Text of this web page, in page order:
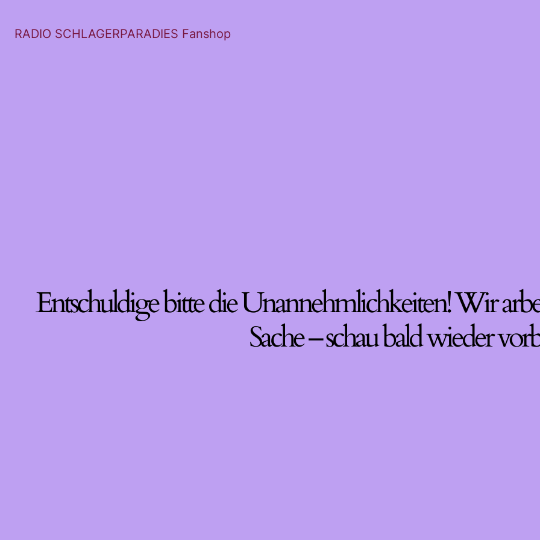
RADIO SCHLAGERPARADIES Fanshop
Entschuldige bitte die Unannehmlichkeiten! Wir
Sache – schau bald wieder